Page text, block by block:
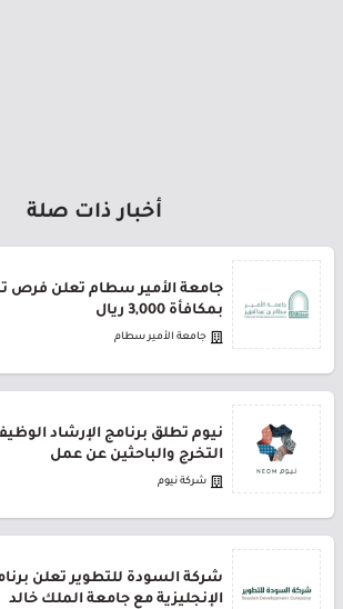
أخبار ذات صلة
جامعة الأمير سطام تعلن فرص
بمكافأة 3,000 ريال
جامعة الأمير سطام
نيوم تطلق برنامج الإرشاد
التخرج والباحثين عن عمل
شركة نيوم
شركة السودة للتطوير تعلن
الإنجليزية مع جامعة الملك خالد